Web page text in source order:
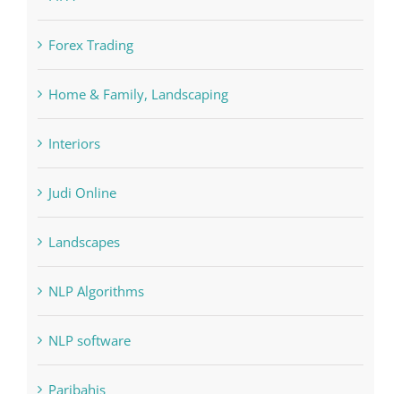
FIFA
Forex Trading
Home & Family, Landscaping
Interiors
Judi Online
Landscapes
NLP Algorithms
NLP software